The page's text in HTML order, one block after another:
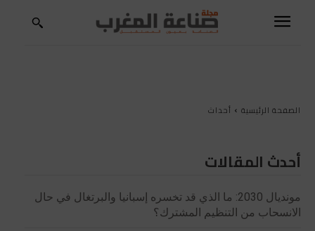
الصفحة الرئيسية أحداث
أحدث المقالات
مونديال 2030: ما الذي قد تخسره إسبانيا والبرتغال في حال
الانسحاب من التنظيم المشترك؟